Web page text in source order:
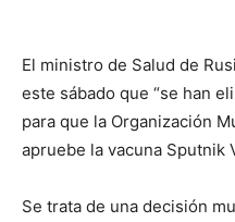
El ministro de Salud de
este sábado que “se han
para que la Organización
apruebe la vacuna Sputnik
Se trata de una decisión